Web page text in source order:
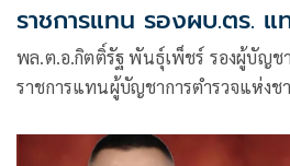
ราชการแทน รองผบ.ตร.
พล.ต.อ.กิตติ์รัฐ พันธุ์เพ็ชร์ รองผู้บัญช
ราชการแทนผู้บัญชาการตำรวจแห่งช
มี.ค. เรื่อง ข้าราชการตำรวจรักษาราชการแทน ใจ